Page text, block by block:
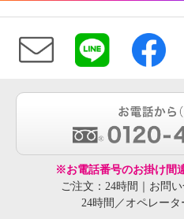
※お電話番号のお掛け間
ご注文：24時間｜お問
24時間／オペレータ